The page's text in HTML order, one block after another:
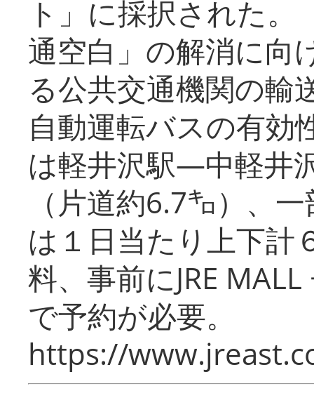
ト」に採択された
通空白」の解消に向
る公共交通機関の輸
自動運転バスの有効
は軽井沢駅―中軽井
（片道約6.7㌔）、
は１日当たり上下計
料、事前にJRE
で予約が必要。
https://